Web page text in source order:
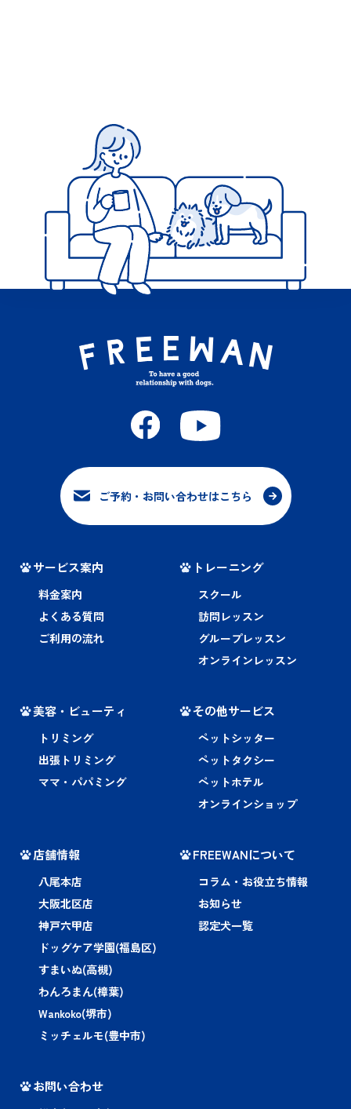
ご予約・お問い合わせはこちら
サービス案内
料金案内
よくある質問
ご利用の流れ
トレーニング
スクール
訪問レッスン
グループレッスン
オンラインレッスン
美容・ビューティ
トリミング
出張トリミング
ママ・パパミング
その他サービス
ペットシッター
ペットタクシー
ペットホテル
オンラインショップ
店舗情報
八尾本店
大阪北区店
神戸六甲店
ドッグケア学園(福島区)
すまいぬ(高槻)
わんろまん(樟葉)
Wankoko(堺市)
ミッチェルモ(豊中市)
FREEWANについて
コラム・お役立ち情報
お知らせ
認定犬一覧
お問い合わせ